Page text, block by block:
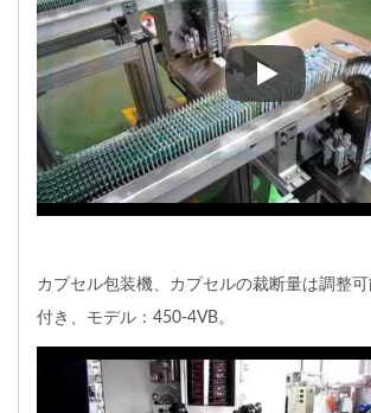
カプセル
カプセル包装機、カプセルの裁断量は調整
付き、モデル：450-4VB。